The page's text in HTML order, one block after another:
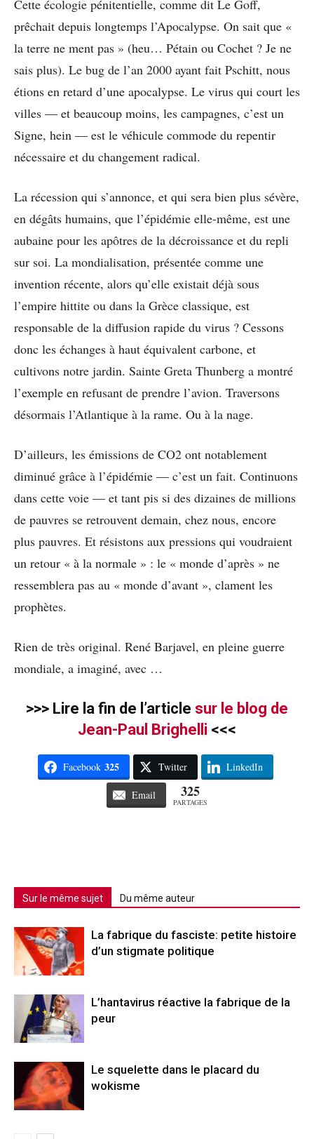
Cette écologie pénitentielle, comme dit Le Goff,
prêchait depuis longtemps l’Apocalypse. On sait que «
la terre ne ment pas » (heu… Pétain ou Cochet ? Je ne
sais plus). Le bug de l’an 2000 ayant fait Pschitt, nous
étions en retard d’une apocalypse. Le virus qui court les
villes — et beaucoup moins, les campagnes, c’est un
Signe, hein — est le véhicule commode du repentir
nécessaire et du changement radical.
La récession qui s’annonce, et qui sera bien plus sévère,
en dégâts humains, que l’épidémie elle-même, est une
aubaine pour les apôtres de la décroissance et du repli
sur soi. La mondialisation, présentée comme une
invention récente, alors qu’elle existait déjà sous
l’empire hittite ou dans la Grèce classique, est
responsable de la diffusion rapide du virus ? Cessons
donc les échanges à haut équivalent carbone, et
cultivons notre jardin. Sainte Greta Thunberg a montré
l’exemple en refusant de prendre l’avion. Traversons
désormais l’Atlantique à la rame. Ou à la nage.
D’ailleurs, les émissions de CO2 ont notablement
diminué grâce à l’épidémie — c’est un fait. Continuons
dans cette voie — et tant pis si des dizaines de millions
de pauvres se retrouvent demain, chez nous, encore
plus pauvres. Et résistons aux pressions qui voudraient
un retour « à la normale » : le « monde d’après » ne
ressemblera pas au « monde d’avant », clament les
prophètes.
Rien de très original. René Barjavel, en pleine guerre
mondiale, a imaginé, avec …
>>> Lire la fin de l’article sur le blog de
Jean-Paul Brighelli <<<
Facebook 325 Twitter LinkedIn
Email 325
PARTAGES
Sur le même sujet Du même auteur
La fabrique du fasciste: petite histoire
d’un stigmate politique
L’hantavirus réactive la fabrique de la
peur
Le squelette dans le placard du
wokisme